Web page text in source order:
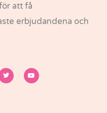
att få
erbjudandena och
w
i
t
o
u
t